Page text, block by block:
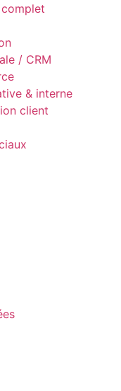
complet
/ CRM
& interne
client